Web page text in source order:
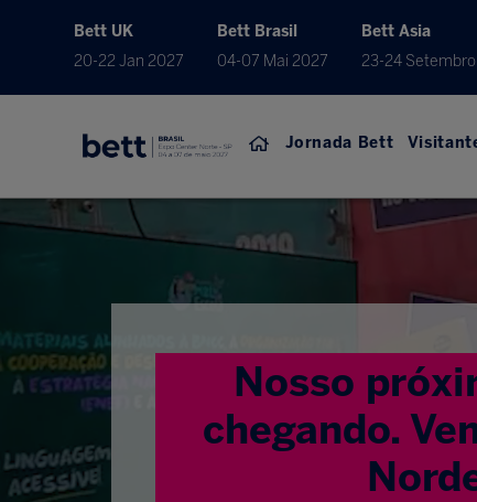
Bett UK
20-22 Jan 2027
Bett Brasil
04-07 Mai 2027
Bett Asia
23-24
Jornada Bett
Nosso
chegando.